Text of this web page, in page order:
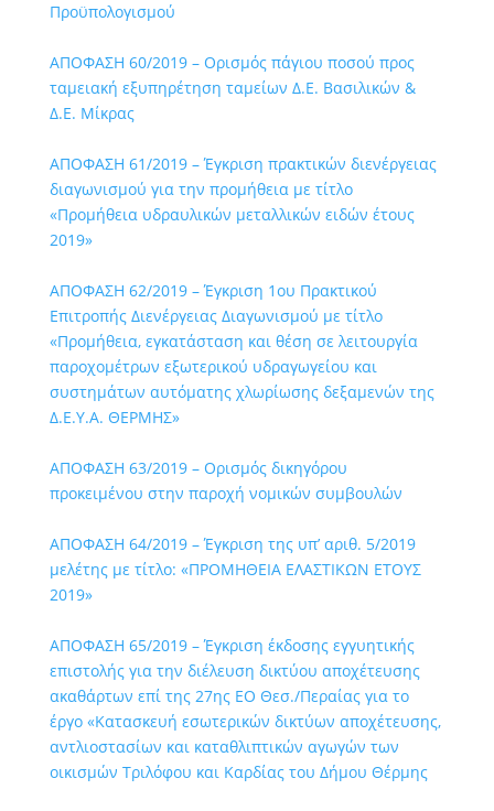
Προϋπολογισμού
ΑΠΟΦΑΣΗ 60/2019 – Ορισμός πάγιου ποσού προς
ταμειακή εξυπηρέτηση ταμείων Δ.Ε. Βασιλικών &
Δ.Ε. Μίκρας
ΑΠΟΦΑΣΗ 61/2019 – Έγκριση πρακτικών διενέργειας
διαγωνισμού για την προμήθεια με τίτλο
«Προμήθεια υδραυλικών μεταλλικών ειδών έτους
2019»
ΑΠΟΦΑΣΗ 62/2019 – Έγκριση 1ου Πρακτικού
Επιτροπής Διενέργειας Διαγωνισμού με τίτλο
«Προμήθεια, εγκατάσταση και θέση σε λειτουργία
παροχομέτρων εξωτερικού υδραγωγείου και
συστημάτων αυτόματης χλωρίωσης δεξαμενών της
Δ.Ε.Υ.Α. ΘΕΡΜΗΣ»
ΑΠΟΦΑΣΗ 63/2019 – Ορισμός δικηγόρου
προκειμένου στην παροχή νομικών συμβουλών
ΑΠΟΦΑΣΗ 64/2019 – Έγκριση της υπ’ αριθ. 5/2019
μελέτης με τίτλο: «ΠΡΟΜΗΘΕΙΑ ΕΛΑΣΤΙΚΩΝ ΕΤΟΥΣ
2019»
ΑΠΟΦΑΣΗ 65/2019 – Έγκριση έκδοσης εγγυητικής
επιστολής για την διέλευση δικτύου αποχέτευσης
ακαθάρτων επί της 27ης ΕΟ Θεσ./Περαίας για το
έργο «Κατασκευή εσωτερικών δικτύων αποχέτευσης,
αντλιοστασίων και καταθλιπτικών αγωγών των
οικισμών Τριλόφου και Καρδίας του Δήμου Θέρμης